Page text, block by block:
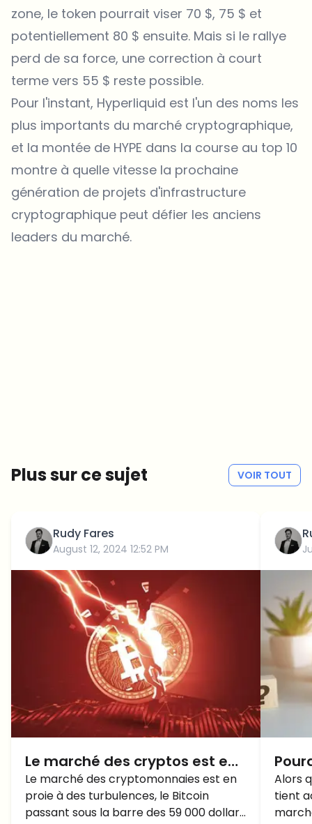
zone, le token pourrait viser 70 $, 75 $ et
potentiellement 80 $ ensuite. Mais si le rallye
perd de sa force, une correction à court
terme vers 55 $ reste possible.
Pour l'instant, Hyperliquid est l'un des noms les
plus importants du marché cryptographique,
et la montée de HYPE dans la course au top 10
montre à quelle vitesse la prochaine
génération de projets d'infrastructure
cryptographique peut défier les anciens
leaders du marché.
Plus sur ce sujet VOIR TOUT
Rudy Fares
August 12, 2024 12:52 PM
Le marché des cryptos est en
baisse aujourd'hui alors que la
BTC passe sous la barre des
59 000 $: POURQUOI?
Le marché des cryptomonnaies est en
proie à des turbulences, le Bitcoin
passant sous la barre des 59 000 dollars
Alors
tient